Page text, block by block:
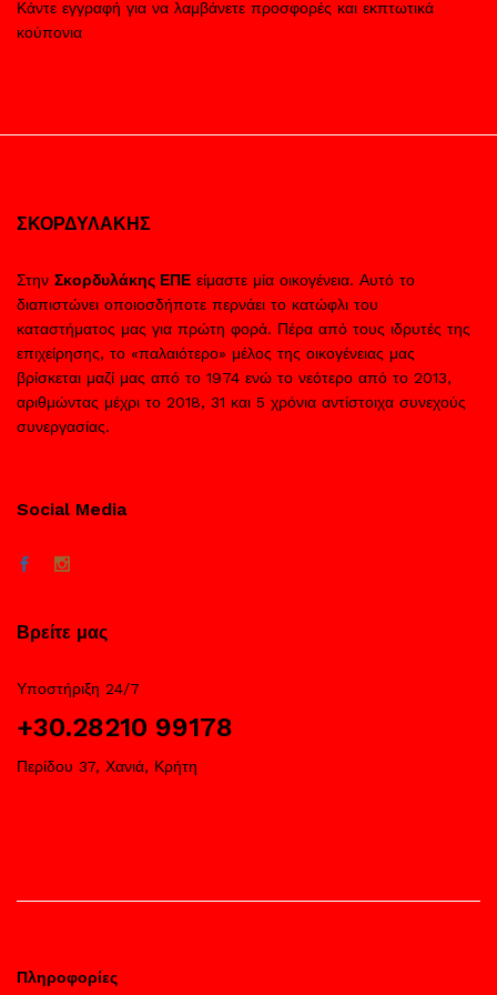
Κάντε εγγραφή για να λαμβάνετε προσφορές και εκπτωτικά
κούπονια
ΣΚΟΡΔΥΛΑΚΗΣ
Στην Σκορδυλάκης ΕΠΕ είμαστε μία οικογένεια. Αυτό το
διαπιστώνει οποιοσδήποτε περνάει το κατώφλι του
καταστήματος μας για πρώτη φορά. Πέρα από τους ιδρυτές της
επιχείρησης, το «παλαιότερο» μέλος της οικογένειας μας
βρίσκεται μαζί μας από το 1974 ενώ το νεότερο από το 2013,
αριθμώντας μέχρι το 2018, 31 και 5 χρόνια αντίστοιχα συνεχούς
συνεργασίας.
Social Media
Βρείτε μας
Υποστήριξη 24/7
+30.28210 99178
Περίδου 37, Χανιά, Κρήτη
Πληροφορίες